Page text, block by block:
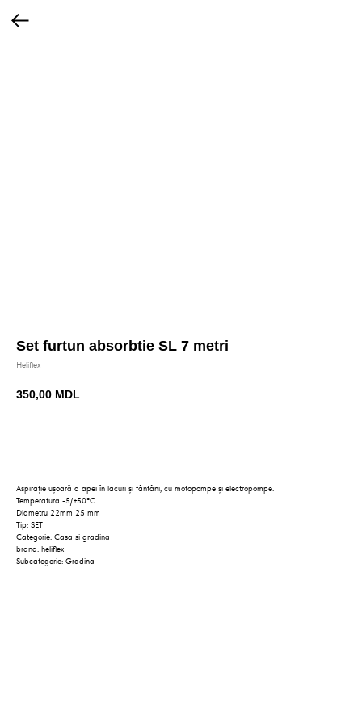
Set furtun absorbtie SL 7 metri
Heliflex
350,00 MDL
Aspirație ușoară a apei în lacuri și fântâni, cu motopompe și electropompe.
Temperatura -5/+50°C
Diametru 22mm 25 mm
Tip: SET
Categorie: Casa si gradina
brand: heliflex
Subcategorie: Gradina